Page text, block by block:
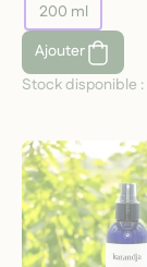
200 ml
Ajouter
Stock disponible :